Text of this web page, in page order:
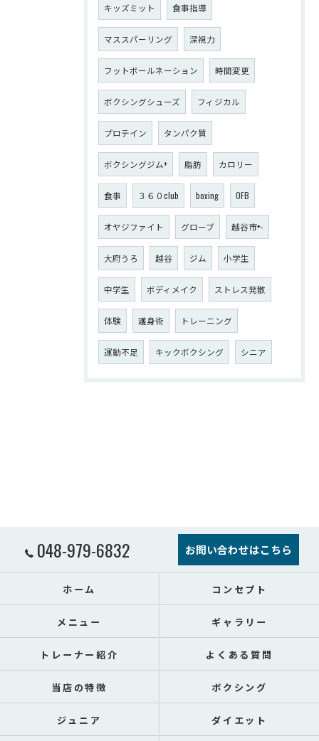
キッズミット 食事指導
マススパーリング 深視力
フットボールネーション 時間変更
ボクシングシューズ フィジカル
プロテイン タンパク質
ボクシングジム+ 脂肪 カロリー
食事 ３６０club boxing OFB
オヤジファイト グローブ 越谷市+-
大府うろ 越谷 ジム 小学生
中学生 ボディメイク ストレス発散
体験 護身術 トレーニング
運動不足 キックボクシング シニア
048-979-6832 お問い合わせはこちら
ホーム コンセプト
メニュー ギャラリー
トレーナー紹介 よくある質問
当店の特徴 ボクシング
ジュニア ダイエット